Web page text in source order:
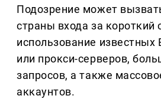
Подозрение может
страны входа за короткий
использование
или прокси-серверов,
запросов, а также
аккаунтов.